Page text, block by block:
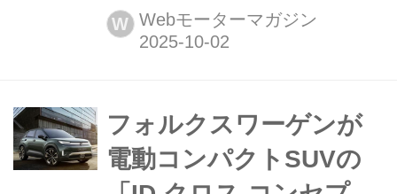
BEE)」のデザインやパワートレーンの
変更、装備を充実させるなどのマイナ
W Webモーターマガジン
フォルクスワーゲンが
電動コンパクトSUVの